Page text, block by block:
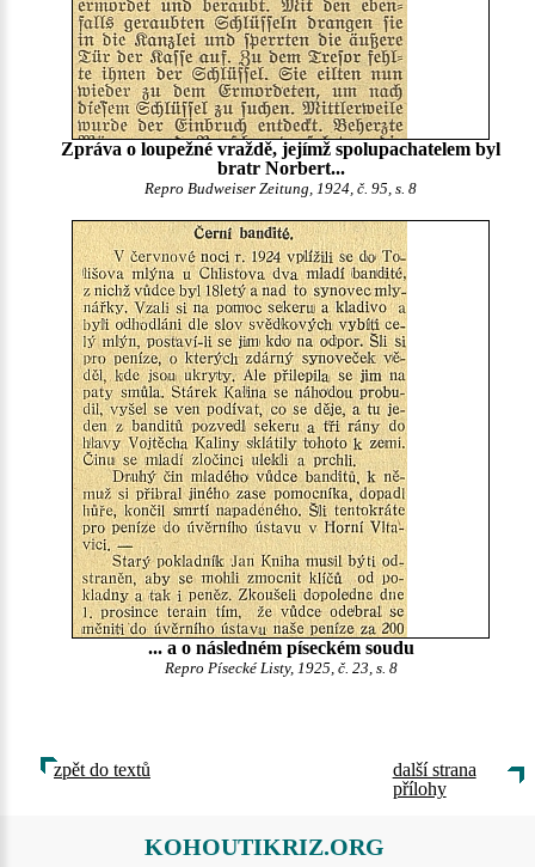
Zpráva o loupežné vraždě, jejímž spolupachatelem byl
bratr Norbert...
Repro Budweiser Zeitung, 1924, č. 95, s. 8
... a o následném píseckém soudu
Repro Písecké Listy, 1925, č. 23, s. 8
zpět do textů
další strana
přílohy
KOHOUTIKRIZ.ORG